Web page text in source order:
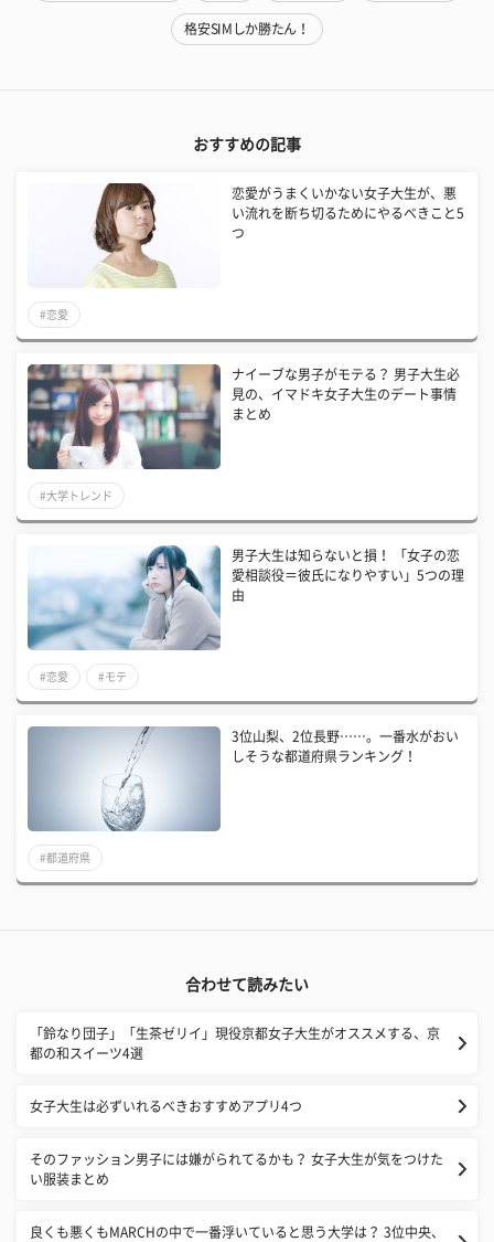
格安SIMしか勝たん！
おすすめの記事
恋愛がうまくいかない女子大生が、悪
い流れを断ち切るためにやるべきこと5
つ
#恋愛
ナイーブな男子がモテる？ 男子大生必
見の、イマドキ女子大生のデート事情
まとめ
#大学トレンド
男子大生は知らないと損！ 「女子の恋
愛相談役＝彼氏になりやすい」5つの理
由
#恋愛 #モテ
3位山梨、2位長野……。一番水がおい
しそうな都道府県ランキング！
#都道府県
合わせて読みたい
「鈴なり団子」「生茶ゼリイ」現役京都女子大生がオススメする、京
都の和スイーツ4選
女子大生は必ずいれるべきおすすめアプリ4つ
そのファッション男子には嫌がられてるかも？ 女子大生が気をつけた
い服装まとめ
良くも悪くもMARCHの中で一番浮いていると思う大学は？ 3位中央、